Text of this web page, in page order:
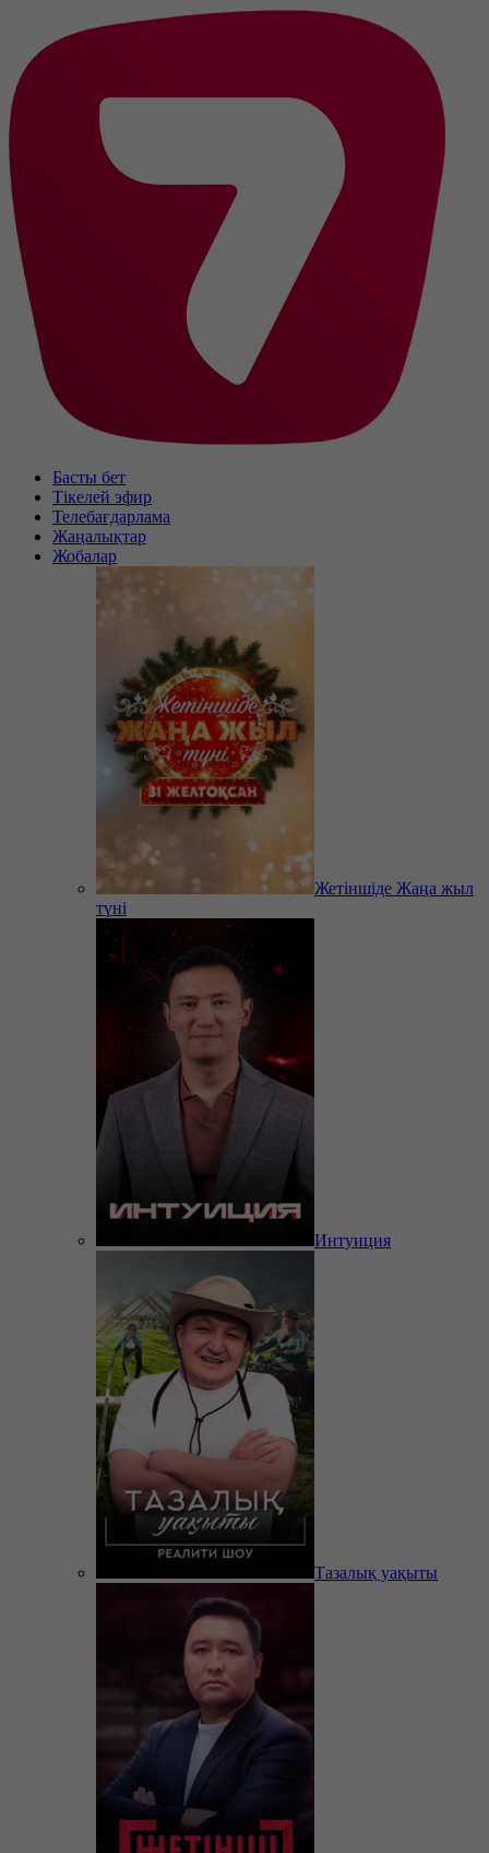
Басты бет
Тікелей эфир
Телебағдарлама
Жаңалықтар
Жобалар
Жетіншіде Жаңа жыл
түні
Интуиция
Тазалық уақыты